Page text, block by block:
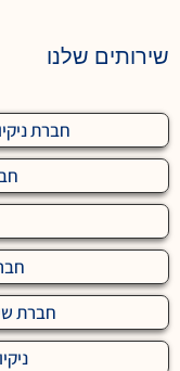
שירותים שלנו
חברת
חברת